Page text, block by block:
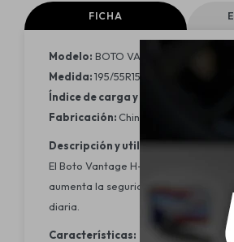
FICHA
Modelo: BOTO VANTAGE H-8
Medida:195/55R15
Índice de carga y velocidad:
Fabricación: China
Descripción y utilidad:
El Boto Vantage H-8 195/55R15 es
aumenta la seguridad y estabilidad
diaria.
Características: